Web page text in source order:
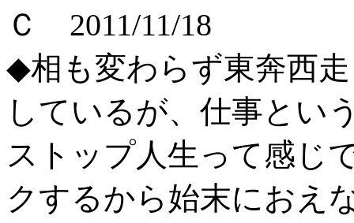
Ｃ 2011/11/18
◆相も変わらず東奔西
しているが、仕事とい
ストップ人生って感じ
クするから始末におえ